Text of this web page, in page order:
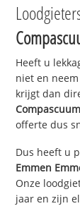
Heeft u
niet en
krijgt dan
Compascuum
offerte dus
Dus heeft u
Emmen
Onze
jaar en zijn